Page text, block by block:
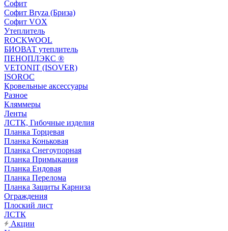
Софит
Софит Bryza (Бриза)
Софит VOX
Утеплитель
ROCKWOOL
БИОВАТ утеплитель
ПЕНОПЛЭКС ®
VETONIT (ISOVER)
ISOROC
Кровельные аксессуары
Разное
Кляммеры
Ленты
ЛСТК, Гибочные изделия
Планка Торцевая
Планка Коньковая
Планка Снегоупорная
Планка Примыкания
Планка Ендовая
Планка Перелома
Планка Защиты Карниза
Ограждения
Плоский лист
ЛСТК
Акции